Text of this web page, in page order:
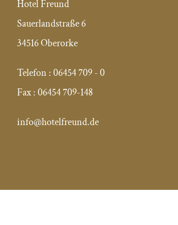
Hotel Freund
Sauerlandstraße 6
34516 Oberorke
Telefon :06454 709 - 0
Fax :06454 709-148
info@hotelfreund.de